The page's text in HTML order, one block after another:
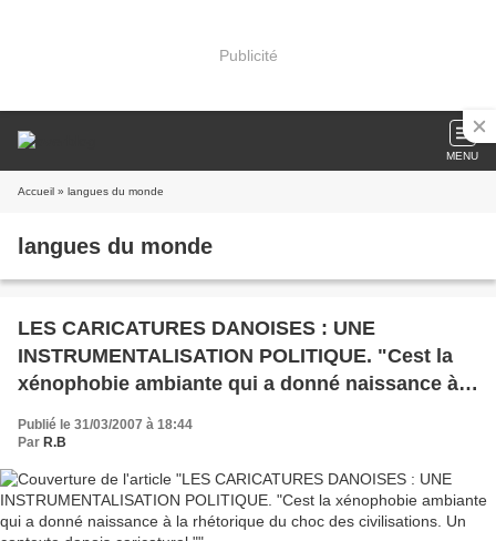
Publicité
MENU
Accueil » langues du monde
langues du monde
LES CARICATURES DANOISES : UNE
INSTRUMENTALISATION POLITIQUE. "Cest la
xénophobie ambiante qui a donné naissance à
la rhétorique du choc des civilisations. Un
contexte danois caricatural."
Publié le 31/03/2007 à 18:44
Par R.B